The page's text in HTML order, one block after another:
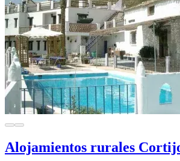
Alojamientos rurales